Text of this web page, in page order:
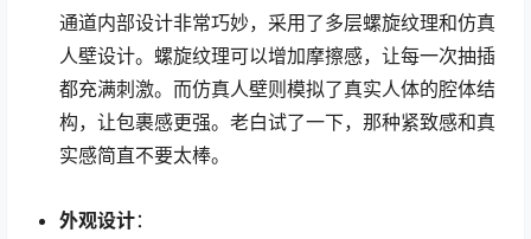
通道内部设计非常巧妙，采用了多层螺旋纹理和仿真
人壁设计。螺旋纹理可以增加摩擦感，让每一次抽插
都充满刺激。而仿真人壁则模拟了真实人体的腔体结
构，让包裹感更强。老白试了一下，那种紧致感和真
实感简直不要太棒。
外观设计：